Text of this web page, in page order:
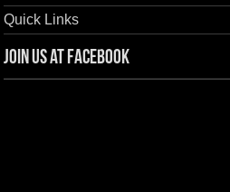
Quick Links
Join us at Facebook